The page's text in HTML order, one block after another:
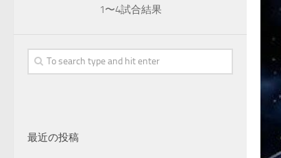
1〜4試合結果
最近の投稿